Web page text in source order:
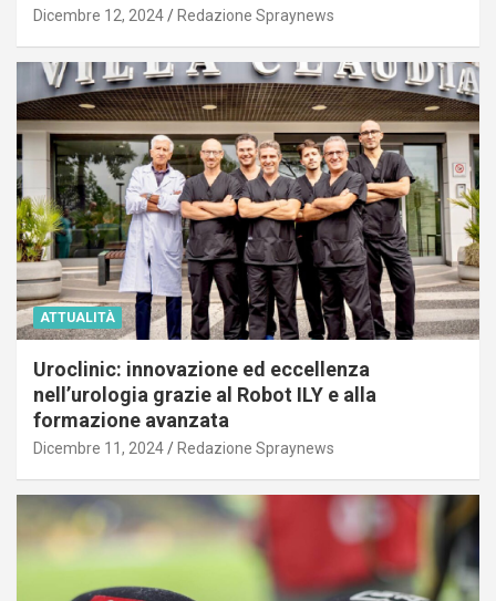
Dicembre 12, 2024 Redazione Spraynews
ATTUALITÀ
Uroclinic: innovazione ed eccellenza
nell’urologia grazie al Robot ILY e alla
formazione avanzata
Dicembre 11, 2024 Redazione Spraynews